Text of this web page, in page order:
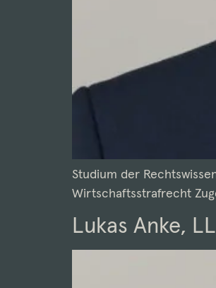
Studium der
Wirtschaftsstrafrecht
Lukas Anke,